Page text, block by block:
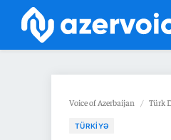
Voice of Azerbaijan / Türk
TÜRKIYƏ